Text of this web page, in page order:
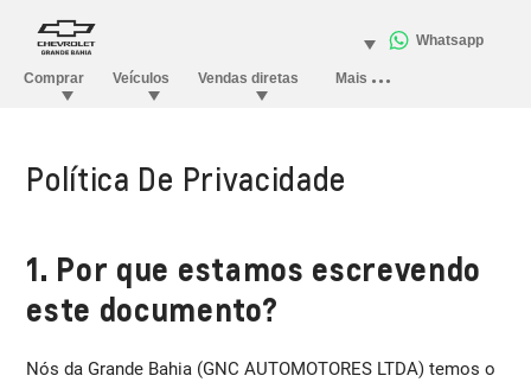
Política De Privacidade
1. Por que estamos escrevendo
este documento?
Nós da Grande Bahia (GNC AUTOMOTORES LTDA) temos o